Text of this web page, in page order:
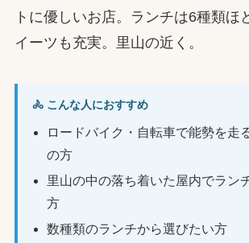
トに優しいお店。ランチは6種類ほ
イーツも充実。里山の近く。
🚴 こんな人におすすめ
ロードバイク・自転車で能勢を走
の方
里山の中の落ち着いた屋内でラン
方
数種類のランチから選びたい方